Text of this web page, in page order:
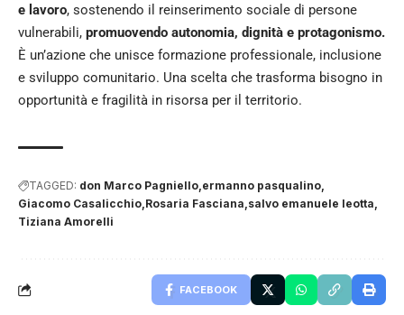
e lavoro, sostenendo il reinserimento sociale di persone
vulnerabili, promuovendo autonomia, dignità e protagonismo.
È un’azione che unisce formazione professionale, inclusione
e sviluppo comunitario. Una scelta che trasforma bisogno in
opportunità e fragilità in risorsa per il territorio.
TAGGED: don Marco Pagniello ermanno pasqualino
Giacomo Casalicchio Rosaria Fasciana salvo emanuele leotta
Tiziana Amorelli
FACEBOOK